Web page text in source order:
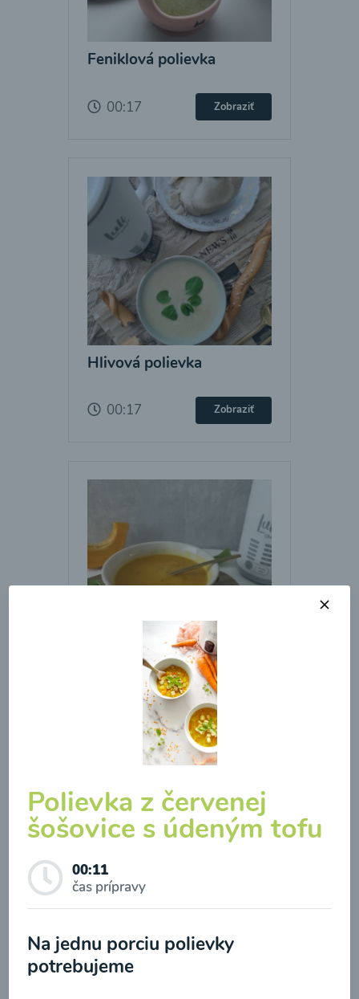
Feniklová polievka
00:17 Zobraziť
Hlivová polievka
00:17 Zobraziť
Hokaido polievka
Zobraziť
Kalerábová polievka s
Polievka z červenej
šošovice s údeným tofu
00:11
čas prípravy
Na jednu porciu polievky
potrebujeme
Odber noviniek a akcií
Odoslaním registrácie na Newsletter súhlasím so
spracovaním osobných údajov pre účely